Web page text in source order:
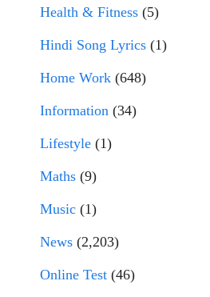
Health & Fitness (5)
Hindi Song Lyrics (1)
Home Work (648)
Information (34)
Lifestyle (1)
Maths (9)
Music (1)
News (2,203)
Online Test (46)